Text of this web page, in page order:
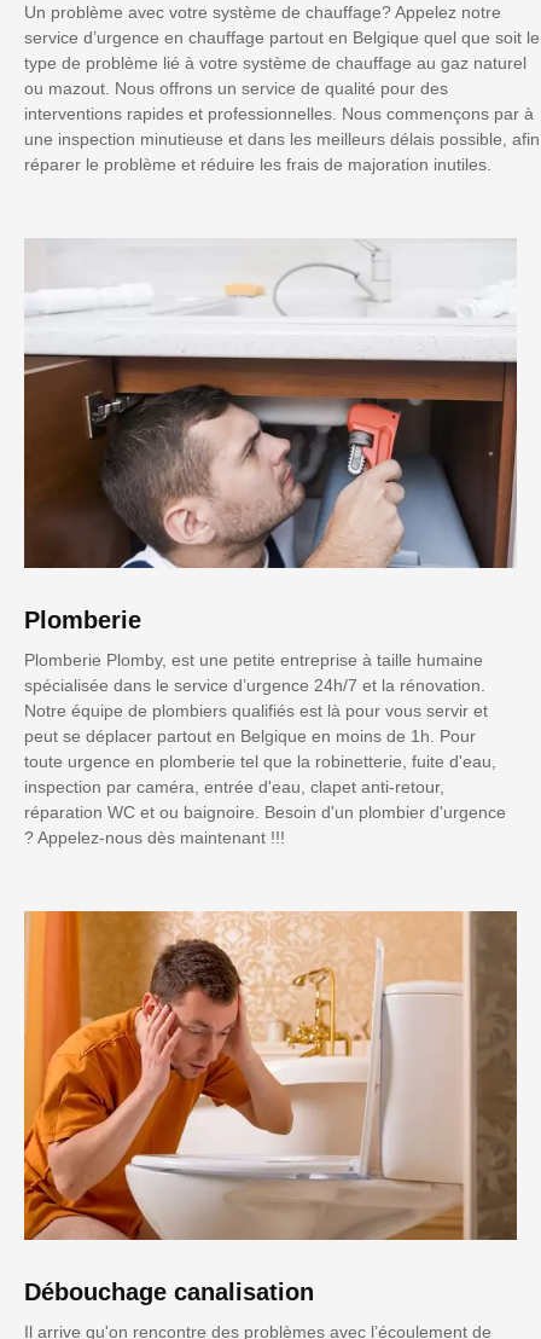
Un problème avec votre système de chauffage? Appelez notre
service d’urgence en chauffage partout en Belgique quel que soit le
type de problème lié à votre système de chauffage au gaz naturel
ou mazout. Nous offrons un service de qualité pour des
interventions rapides et professionnelles. Nous commençons par à
une inspection minutieuse et dans les meilleurs délais possible, afin
réparer le problème et réduire les frais de majoration inutiles.
Plomberie
Plomberie Plomby, est une petite entreprise à taille humaine
spécialisée dans le service d’urgence 24h/7 et la rénovation.
Notre équipe de plombiers qualifiés est là pour vous servir et
peut se déplacer partout en Belgique en moins de 1h. Pour
toute urgence en plomberie tel que la robinetterie, fuite d'eau,
inspection par caméra, entrée d'eau, clapet anti-retour,
réparation WC et ou baignoire. Besoin d'un plombier d'urgence
? Appelez-nous dès maintenant !!!
Débouchage canalisation
Il arrive qu'on rencontre des problèmes avec l’écoulement de